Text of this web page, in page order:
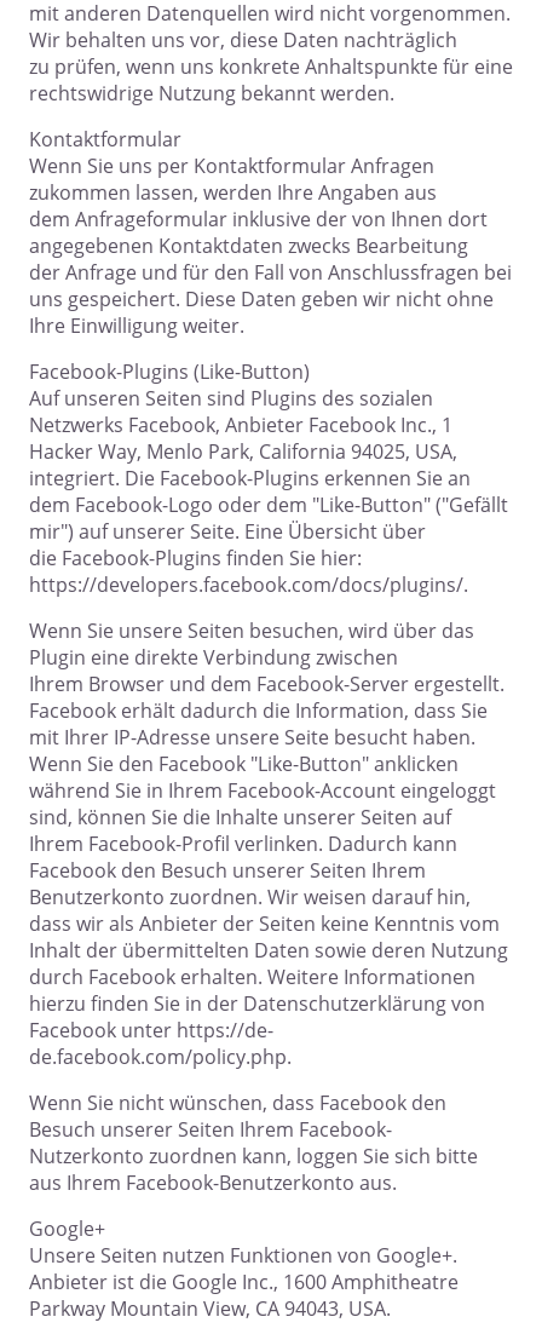
mit anderen Datenquellen wird nicht vorgenommen.
Wir behalten uns vor, diese Daten nachträglich
zu prüfen, wenn uns konkrete Anhaltspunkte für eine
rechtswidrige Nutzung bekannt werden.
Kontaktformular
Wenn Sie uns per Kontaktformular Anfragen
zukommen lassen, werden Ihre Angaben aus
dem Anfrageformular inklusive der von Ihnen dort
angegebenen Kontaktdaten zwecks Bearbeitung
der Anfrage und für den Fall von Anschlussfragen bei
uns gespeichert. Diese Daten geben wir nicht ohne
Ihre Einwilligung weiter.
Facebook-Plugins (Like-Button)
Auf unseren Seiten sind Plugins des sozialen
Netzwerks Facebook, Anbieter Facebook Inc., 1
Hacker Way, Menlo Park, California 94025, USA,
integriert. Die Facebook-Plugins erkennen Sie an
dem Facebook-Logo oder dem "Like-Button" ("Gefällt
mir") auf unserer Seite. Eine Übersicht über
die Facebook-Plugins finden Sie hier:
https://developers.facebook.com/docs/plugins/.
Wenn Sie unsere Seiten besuchen, wird über das
Plugin eine direkte Verbindung zwischen
Ihrem Browser und dem Facebook-Server ergestellt.
Facebook erhält dadurch die Information, dass Sie
mit Ihrer IP-Adresse unsere Seite besucht haben.
Wenn Sie den Facebook "Like-Button" anklicken
während Sie in Ihrem Facebook-Account eingeloggt
sind, können Sie die Inhalte unserer Seiten auf
Ihrem Facebook-Profil verlinken. Dadurch kann
Facebook den Besuch unserer Seiten Ihrem
Benutzerkonto zuordnen. Wir weisen darauf hin,
dass wir als Anbieter der Seiten keine Kenntnis vom
Inhalt der übermittelten Daten sowie deren Nutzung
durch Facebook erhalten. Weitere Informationen
hierzu finden Sie in der Datenschutzerklärung von
Facebook unter https://de-
de.facebook.com/policy.php.
Wenn Sie nicht wünschen, dass Facebook den
Besuch unserer Seiten Ihrem Facebook-
Nutzerkonto zuordnen kann, loggen Sie sich bitte
aus Ihrem Facebook-Benutzerkonto aus.
Google+
Unsere Seiten nutzen Funktionen von Google+.
Anbieter ist die Google Inc., 1600 Amphitheatre
Parkway Mountain View, CA 94043, USA.